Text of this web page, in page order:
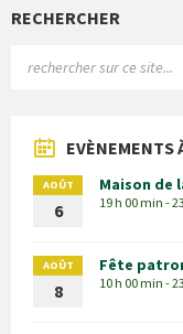
RECHERCHER
EVÈNEMENTS
AOÛT
6
Maison de
19 h 00 min -
AOÛT
8
Fête
10 h 00 min -